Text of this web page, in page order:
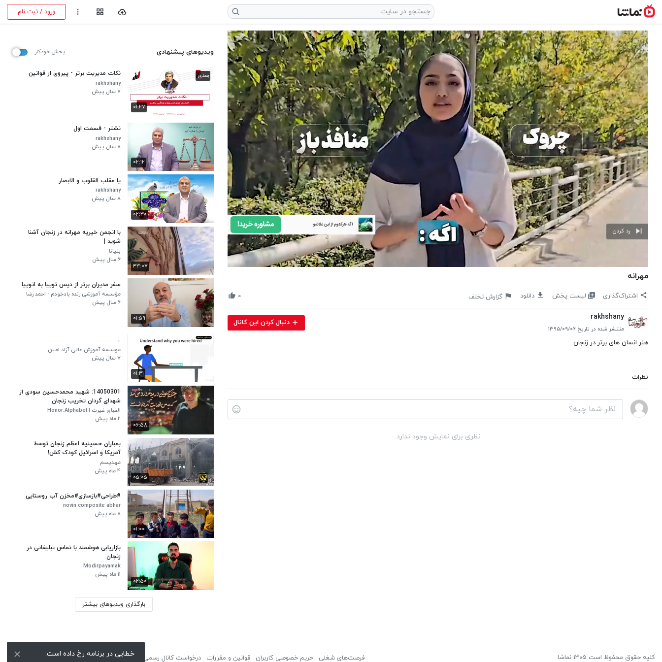
ورود / ثبت نام
رد کردن
مهرانه
اشتراک‌گذاری لیست پخش دانلود گزارش تخلف ۰
rakhshany
منتشر شده در تاریخ ۱۳۹۵/۰۹/۰۶
دنبال کردن این کانال
هنر انسان های برتر در زنجان
نظرات
نظری برای نمایش وجود ندارد.
ویدیوهای پیشنهادی پخش خودکار
۰۱:۲۷
بعدی نکات مدیریت برتر - پیروی از قوانین
rakhshany
۷ سال پیش
۰۲:۱۲
نشتر - قسمت اول
rakhshany
۸ سال پیش
۰۲:۳۰
یا مقلب القلوب و الابصار
rakhshany
۸ سال پیش
۴۳:۰۷
با انجمن خیریه مهرانه در زنجان آشنا
شوید |
بنیانا
۶ سال پیش
۰۱:۵۹
سفر مدیران برتر از دیس توپیا به اتوپیا
مؤسسه آموزشی زنده بادخودم - احمد رضا
نصیری
۶ سال پیش
۰۱:۳۱
...
موسسه آموزش عالی آزاد امین
۷ سال پیش
۰۶:۵۸
14050301: شهید محمدحسین سودی از
شهدای گردان تخریب زنجان
الفبای غیرت | Honor.Alphabet
۲ ماه پیش
۰۵:۰۵
بمباران حسینیه اعظم زنجان توسط
آمریکا و اسرائیل کودک کش!
مهدیسم
۴ ماه پیش
۰۱:۰۰
#طراحی#بازسازی#مخزن آب روستایی
novin composite abhar
۸ ماه پیش
۰۲:۵۰
بازاریابی هوشمند با تماس تبلیغاتی در
زنجان
Modirpayamak
۱۱ ماه پیش
بارگذاری ویدیوهای بیشتر
کلیه حقوق محفوظ است ۱۴۰۵ نماشا فرصت‌های شغلی حریم خصوصی کاربران قوانین و مقررات درخواست کانال رسمی لوگوی نماشا تبلیغات گزارش تخلف تماس با ما خطایی در برنامه رخ داده است.